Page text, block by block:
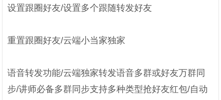
设置跟圈好友/设置多个跟随转发好友
重置跟圈好友/云端小当家独家
语音转发功能/云端独家转发语音多群或好友万群同
步/讲师必备多群同步支持多种类型抢好友红包/自动